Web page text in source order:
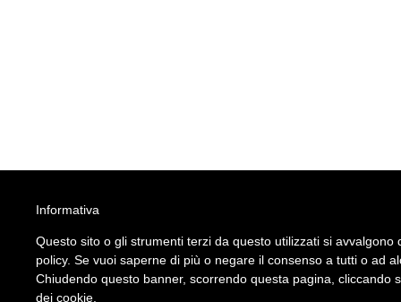
Informativa
Questo sito o gli strumenti terzi da questo utilizzati si
policy. Se vuoi saperne di più o negare il consenso a tutti o ad
Chiudendo questo banner, scorrendo questa pagina, cliccando
dei cookie.